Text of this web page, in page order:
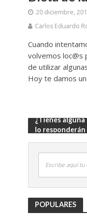
20 diciembre,
Carlos Eduardo
Cuando
volvemos loc@s
de utilizar
Hoy te damos
¿Tienes
lo responderán
Escribe aquí tu
POPULARES